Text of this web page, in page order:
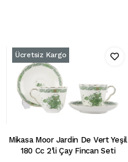
Mikasa Moor Jardin De Vert Yeşil
180 Cc 2'li Çay Fincan Seti
Ücretsiz Kargo